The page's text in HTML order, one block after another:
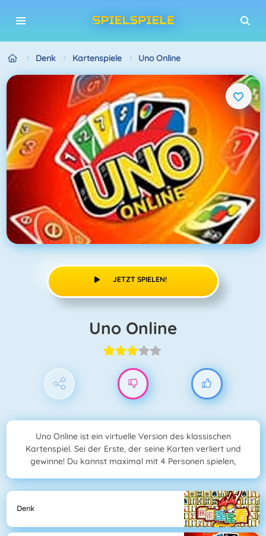
Denk Kartenspiele Uno Online
JETZT SPIELEN!
Uno Online
Uno Online ist ein virtuelle Version des klassischen
Kartenspiel. Sei der Erste, der seine Karten verliert und
gewinne! Du kannst maximal mit 4 Personen spielen,
Denk